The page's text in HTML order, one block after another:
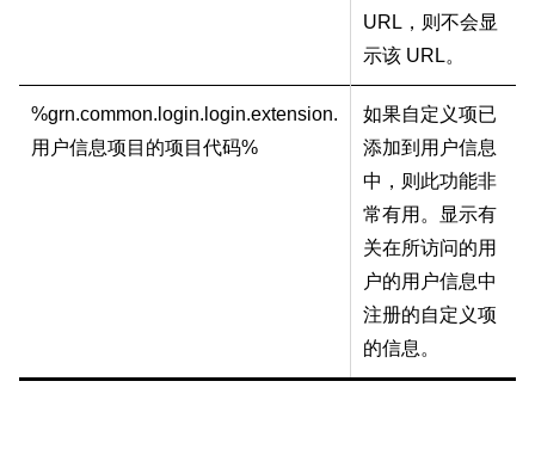
URL，则不会显
示该 URL。
%grn.common.login.login.extension.
用户信息项目的项目代码%
如果自定义项已
添加到用户信息
中，则此功能非
常有用。显示有
关在所访问的用
户的用户信息中
注册的自定义项
的信息。